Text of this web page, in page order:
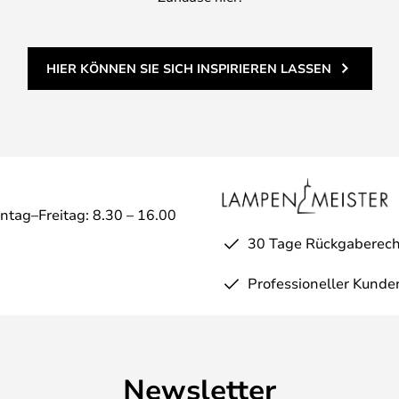
HIER KÖNNEN SIE SICH INSPIRIEREN LASSEN
8.30 – 16.00
30 Tage
Professioneller
Newsletter